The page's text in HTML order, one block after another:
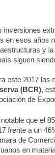
inversiones
en esos años
y
siguen
este 2017 las
(BCR),
de
notable que el
frente a un
de
en